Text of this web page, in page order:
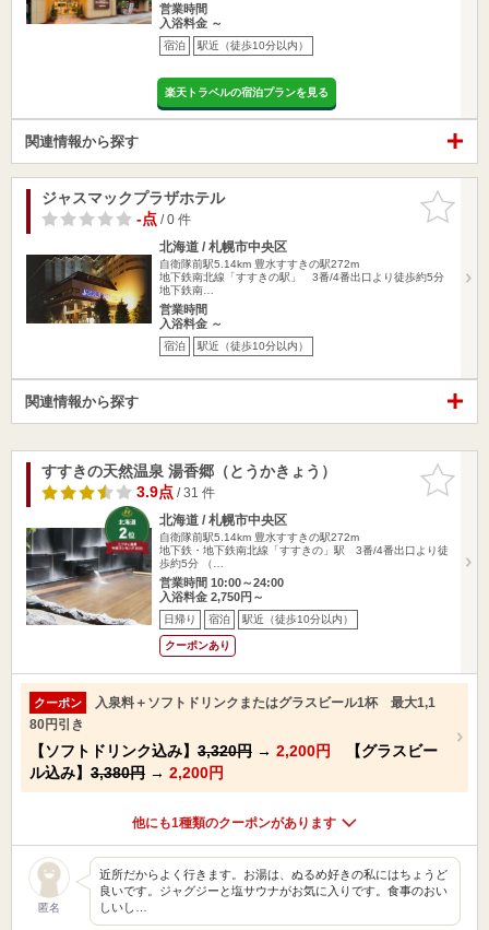
営業時間
入浴料金 ～
宿泊 駅近（徒歩10分以内）
楽天トラベルの宿泊プランを見る
関連情報から探す
お気に入
りに追加
ジャスマックプラザホテル
-点/ 0 件
北海道 / 札幌市中央区
自衛隊前駅5.14km 豊水すすきの駅272m
地下鉄南北線「すすきの駅」 3番/4番出口より徒歩約5分
地下鉄南…
営業時間
入浴料金 ～
宿泊 駅近（徒歩10分以内）
関連情報から探す
お気に入
りに追加
すすきの天然温泉 湯香郷（とうかきょう）
3.9点/ 31 件
北海道 / 札幌市中央区
自衛隊前駅5.14km 豊水すすきの駅272m
地下鉄・地下鉄南北線「すすきの」駅 3番/4番出口より徒
歩約5分 （…
営業時間 10:00～24:00
入浴料金 2,750円～
日帰り 宿泊 駅近（徒歩10分以内）
クーポンあり
クーポン
入泉料＋ソフトドリンクまたはグラスビール1杯 最大1,1
80円引き
【ソフトドリンク込み】 3,320円 → 2,200円
【グラスビー
ル込み】 3,380円 → 2,200円
他にも1種類のクーポンがあります
匿名
近所だからよく行きます。お湯は、ぬるめ好きの私にはちょうど
良いです。ジャグジーと塩サウナがお気に入りです。食事のおい
しいし…